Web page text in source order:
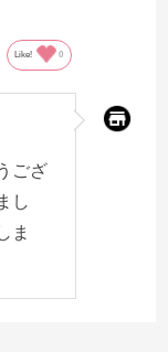
Like! 0
ござ
し
ま